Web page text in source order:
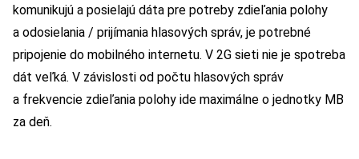
komunikujú a posielajú dáta pre potreby zdieľania polohy
a odosielania / prijímania hlasových správ, je potrebné
pripojenie do mobilného internetu. V 2G sieti nie je spotreba
dát veľká. V závislosti od počtu hlasových správ
a frekvencie zdieľania polohy ide maximálne o jednotky MB
za deň.